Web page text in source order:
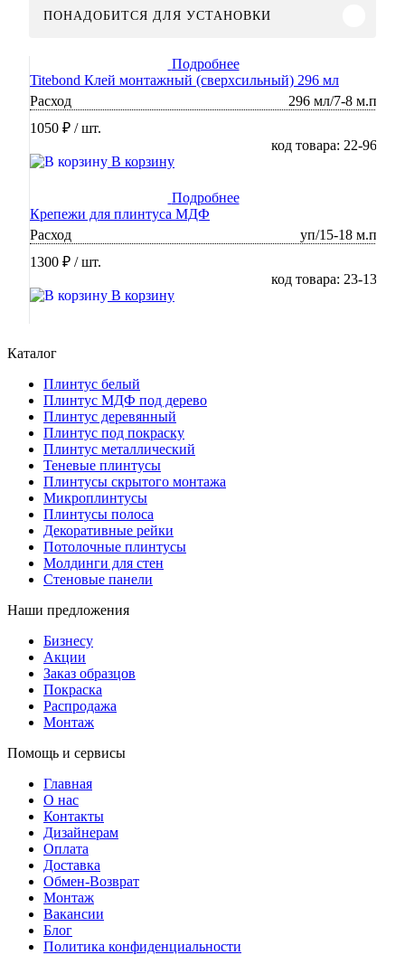
ПОНАДОБИТСЯ ДЛЯ УСТАНОВКИ
Подробнее
Titebond Клей монтажный (сверхсильный) 296 мл
Расход
296 мл/7-8 м.п
1050 ₽ / шт.
код товара: 22-96
В корзину
Подробнее
Крепежи для плинтуса МДФ
Расход
уп/15-18 м.п
1300 ₽ / шт.
код товара: 23-13
В корзину
Каталог
Плинтус белый
Плинтус МДФ под дерево
Плинтус деревянный
Плинтус под покраску
Плинтус металлический
Теневые плинтусы
Плинтусы скрытого монтажа
Микроплинтусы
Плинтусы полоса
Декоративные рейки
Потолочные плинтусы
Молдинги для стен
Стеновые панели
Наши предложения
Бизнесу
Акции
Заказ образцов
Покраска
Распродажа
Монтаж
Помощь и сервисы
Главная
О нас
Контакты
Дизайнерам
Оплата
Доставка
Обмен-Возврат
Монтаж
Вакансии
Блог
Политика конфиденциальности